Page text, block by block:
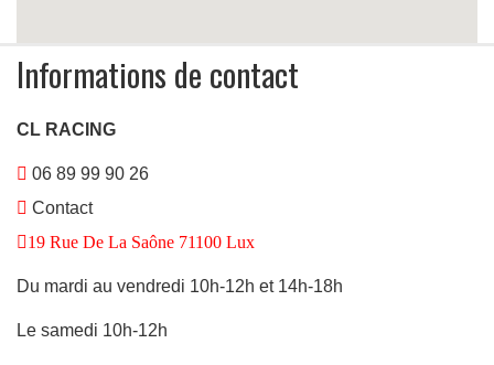
Informations de contact
CL RACING
06 89 99 90 26
Contact
19 Rue De La Saône 71100 Lux
Du mardi au vendredi 10h-12h et 14h-18h
Le samedi 10h-12h